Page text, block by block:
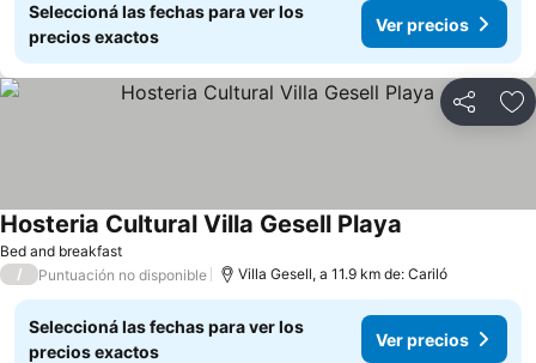
Seleccioná las fechas para ver los
precios exactos
Ver precios
Compartir
Bed and breakfast
Hosteria Cultural Villa Gesell Playa
/ Puntuación no disponible Villa Gesell, a 11.9 km de: Cariló
Seleccioná las fechas para ver los
precios exactos
Ver precios